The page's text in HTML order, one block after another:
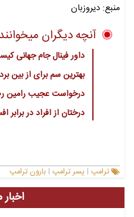
منبع: دیروزبان
آنچه دیگران
داور فینال جام جهانی
بهترین سم برای از بین
درخواست عجیب رامین
درختان از افراد در
ترامپ | پسر ترامپ | بارون ترامپ